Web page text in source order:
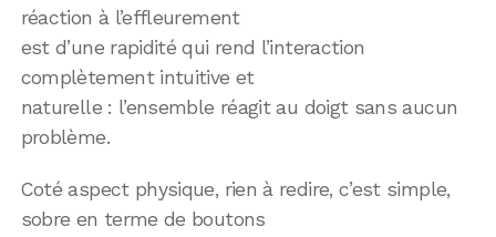
réaction à l’effleurement
est d’une rapidité qui rend l’interaction
complètement intuitive et
naturelle : l’ensemble réagit au doigt sans aucun
problème.
Coté aspect physique, rien à redire, c’est simple,
sobre en terme de boutons